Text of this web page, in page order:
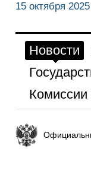
15 октября
Новости
Комиссии